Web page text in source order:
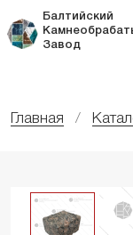
Балтийский
Завод
Главная